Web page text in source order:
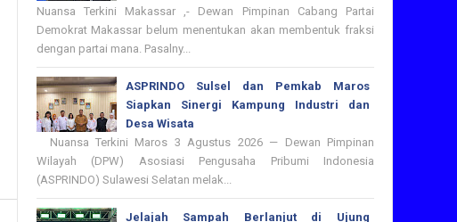
Nuansa Terkini Makassar ,- Dewan Pimpinan Cabang Partai
Demokrat Makassar belum menentukan akan membentuk fraksi
dengan partai mana. Pasalny...
ASPRINDO Sulsel dan Pemkab Maros
Siapkan Sinergi Kampung Industri dan
Desa Wisata
Nuansa Terkini Maros 3 Agustus 2026 — Dewan Pimpinan
Wilayah (DPW) Asosiasi Pengusaha Pribumi Indonesia
(ASPRINDO) Sulawesi Selatan melak...
Jelajah Sampah Berlanjut di Ujung